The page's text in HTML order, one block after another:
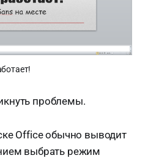
проблемы.
Office обычно выводит
выбрать режим